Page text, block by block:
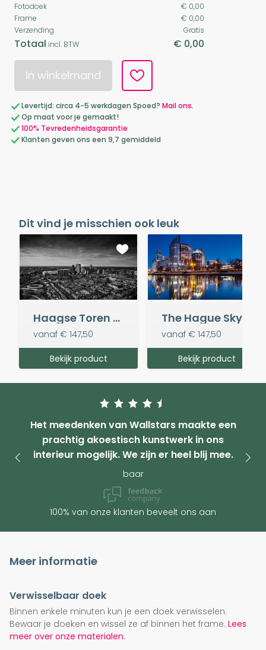
Fotodoek
€ 0,00
Frame
€ 0,00
Verzending
Gratis
Totaal incl. BTW € 0,00
In winkelmand
Levertijd: circa 4-5 werkdagen Spoed? Mail ons.
Op maat voor je gemaakt!
100% Tevredenheidsgarantie
Klanten geven ons een 9,7 gemiddeld
Dit vind je misschien ook leuk
Haagse Toren Black & White
vanaf € 147,50
Bekijk product
vanaf € 147,50
Bekijk product
Het meedenken van Wallstars maakte een
prachtig akoestisch kunstwerk in ons
interieur mogelijk. We zijn er heel blij mee.
baar
100% van onze klanten beveelt ons aan
Meer informatie
Verwisselbaar doek
Binnen enkele minuten kun je een doek verwisselen.
Bewaar je doeken en wissel ze af binnen het frame. Lees
meer over onze materialen.